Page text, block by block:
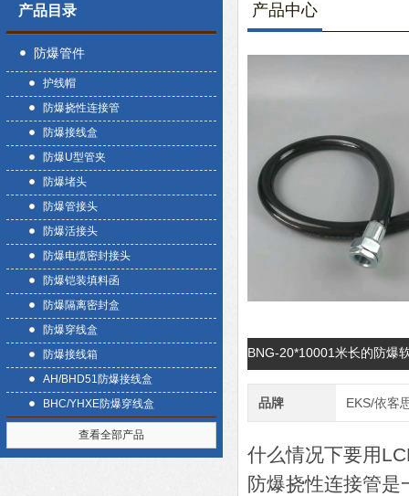
产品目录
防爆管件
护线帽
防爆挠性连接管
防爆接线盒
防爆U型管夹
防爆堵头
防爆管接头
防爆活接头
防爆电缆密封接头
防爆铠装填料函
防爆隔离密封盒
防爆穿线盒
防爆接线箱
AH/BHD51防爆接线盒
BHC/YHXE防爆穿线盒
查看全部产品
产品中心
BNG-20*10001米长的防爆
品牌 EKS/依客
什么情况下要用
防爆挠性连接管